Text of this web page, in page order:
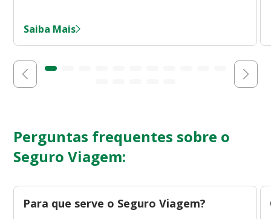
Saiba Mais
Perguntas frequentes sobre o
Seguro Viagem:
Para que serve o Seguro Viagem?